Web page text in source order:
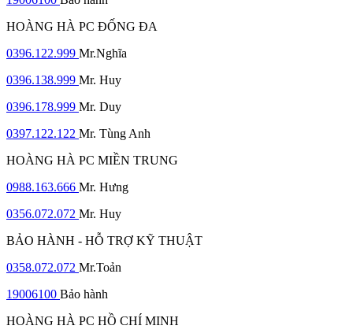
HOÀNG HÀ PC ĐỐNG ĐA
0396.122.999 Mr.Nghĩa
0396.138.999 Mr. Huy
0396.178.999 Mr. Duy
0397.122.122 Mr. Tùng Anh
HOÀNG HÀ PC MIỀN TRUNG
0988.163.666 Mr. Hưng
0356.072.072 Mr. Huy
BẢO HÀNH - HỖ TRỢ KỸ THUẬT
0358.072.072 Mr.Toản
19006100 Bảo hành
HOÀNG HÀ PC HỒ CHÍ MINH